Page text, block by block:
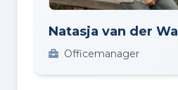
Natasja van der Wal
Officemanager